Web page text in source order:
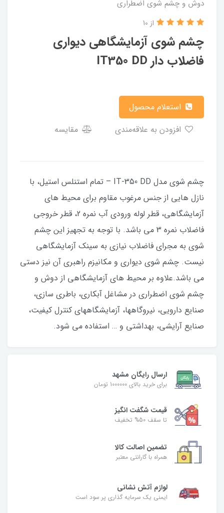
دوش و چشم شوی اضطراری
چشم شوی آزمایشگاهی دیواری
فاضلاب دار IT350 DD
از 10
مقایسه
چشم شوي مدل IT-350 DD – تمام استنلس استيل، با
نازل هايي از جنس مرغوب مقاوم براي محيط هاي
آزمايشگاهي، قطر لوله ورودي آب نمره 2، قطر خروجي
فاضلاب نمره 3 مي باشد. با توجه به تجهيز اين چشم
شوي به مجراي فاضلاب نيازي به سينک آزمايشگاهي
نيست. چشم شوي ديواري و مکانيزم راهبري آن نيز دستي
مي باشد.علاوه بر محیط های آزمایشگاهی از دوش و
چشم شوی اضطراری در مشاغل آبکاری، باطری سازی،
صنایع دارویی، نیروگاهها، آزمایشگاههای کنترل کیفیت،
صنایع آرایشی، بهداشتی و … استفاده می شود.
ارسال رایگان مشهد
برای خرید بالای 1000000 تومان
قیمت شگفت‌ انگیز
تا سقف 50% تخفیف
تضمین اصالت کالا
همراه با گارانتی معتبر
لوازم آتش نشانی
ایمنی یک سرمایه گذاری پر سود است